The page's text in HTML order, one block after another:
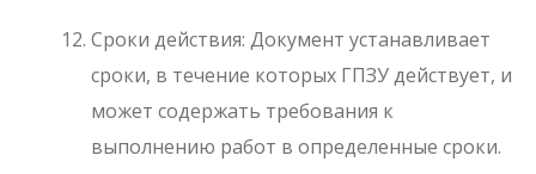
Сроки действия: Документ устанавливает
сроки, в течение которых ГПЗУ действует, и
может содержать требования к
выполнению работ в определенные сроки.